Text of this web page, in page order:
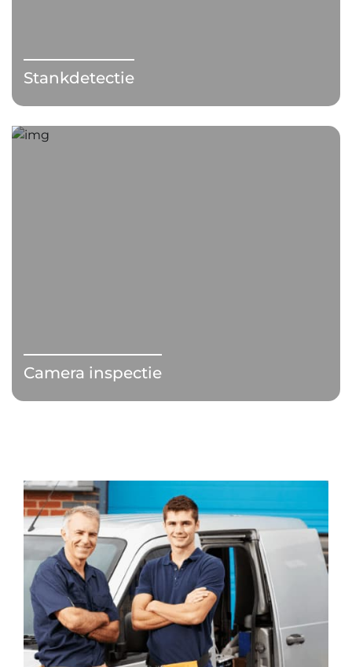
Stankdetectie
Camera inspectie